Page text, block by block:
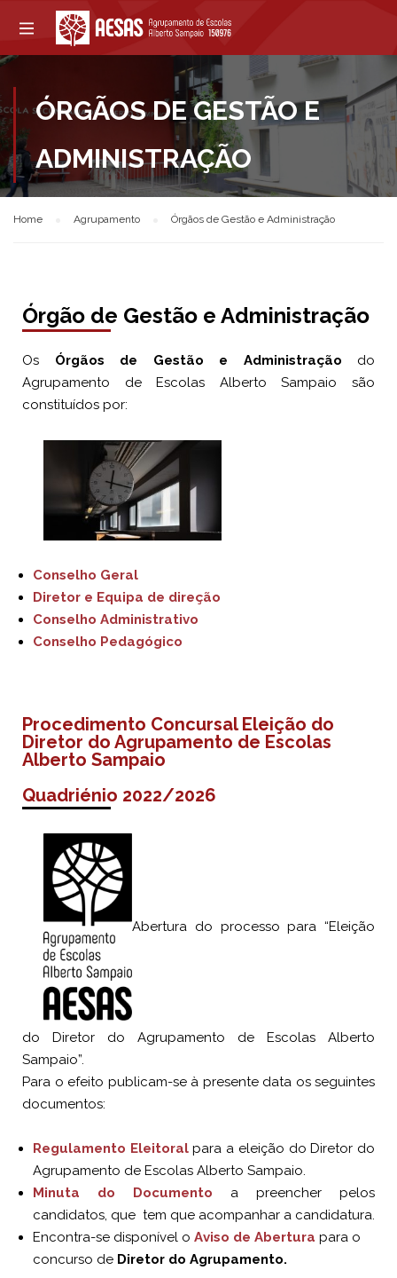
ÓRGÃOS DE GESTÃO E
ADMINISTRAÇÃO
Home Agrupamento Órgãos de Gestão e Administração
Órgão de Gestão e Administração
Os Órgãos de Gestão e Administração do
Agrupamento de Escolas Alberto Sampaio são
constituídos por:
Conselho Geral
Diretor e Equipa de direção
Conselho Administrativo
Conselho Pedagógico
Procedimento Concursal Eleição do
Diretor do Agrupamento de Escolas
Alberto Sampaio
Quadriénio 2022/2026
Abertura do processo para “Eleição
do Diretor do Agrupamento de Escolas Alberto
Sampaio”.
Para o efeito publicam-se à presente data os seguintes
documentos:
Regulamento Eleitoralpara a eleição do Diretor do
Agrupamento de Escolas Alberto Sampaio.
Minuta do Documento a preencher pelos
candidatos, que tem que acompanhar a candidatura.
Encontra-se disponível o Aviso de Abertura para o
concurso de Diretor do Agrupamento.